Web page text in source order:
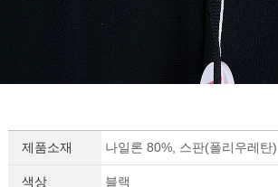
제품소재 나일론 80%, 스판(폴리우레탄
색상 블랙